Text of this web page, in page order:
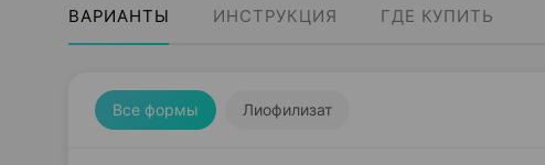
ВАРИАНТЫ ИНСТРУКЦИЯ ГДЕ КУПИТЬ
Все формы Лиофилизат